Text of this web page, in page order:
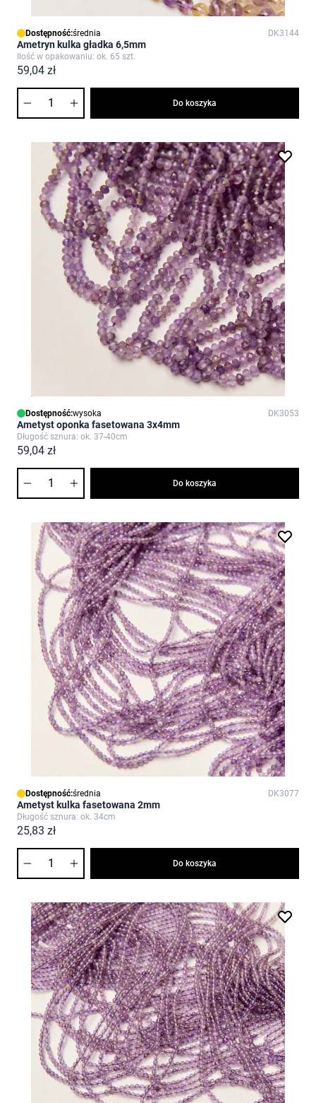
Dostępność:średnia DK3144
Ametryn kulka gładka 6,5mm
Ilość w opakowaniu: ok. 65 szt.
59,04 zł
Do koszyka
Dostępność:wysoka DK3053
Ametyst oponka fasetowana 3x4mm
Długość sznura: ok. 37-40cm
59,04 zł
Do koszyka
Dostępność:średnia DK3077
Ametyst kulka fasetowana 2mm
Długość sznura: ok. 34cm
25,83 zł
Do koszyka